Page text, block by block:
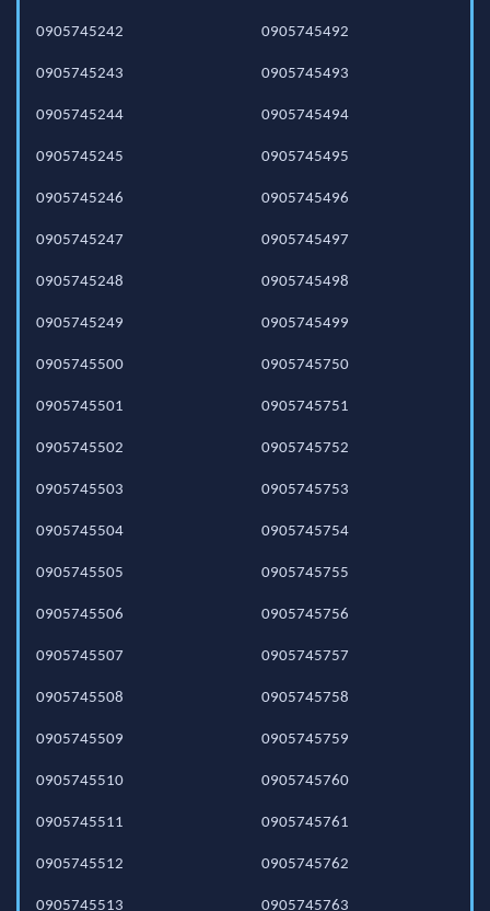
0905745242
0905745243
0905745244
0905745245
0905745246
0905745247
0905745248
0905745249
0905745492
0905745493
0905745494
0905745495
0905745496
0905745497
0905745498
0905745499
0905745500
0905745501
0905745502
0905745503
0905745504
0905745505
0905745506
0905745507
0905745508
0905745509
0905745510
0905745511
0905745512
0905745513
0905745750
0905745751
0905745752
0905745753
0905745754
0905745755
0905745756
0905745757
0905745758
0905745759
0905745760
0905745761
0905745762
0905745763